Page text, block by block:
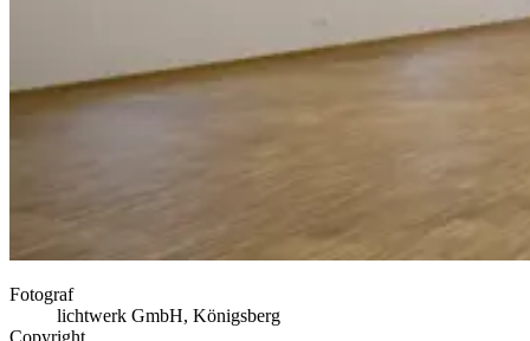
Fotograf
lichtwerk GmbH, Königsberg
Copyright